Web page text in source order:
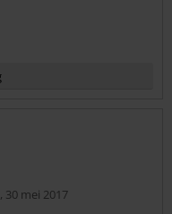
30 mei 2017